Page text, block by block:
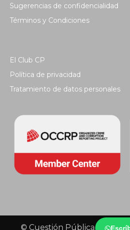
Sugerencias de confidencialidad
Términos y Condiciones
El Club CP
Política de privacidad
Tratamiento de datos personales
© Cuestión Pública 2018 -